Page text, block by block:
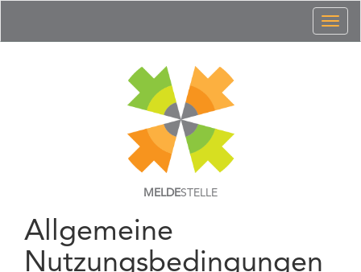
MELDESTELLE
Allgemeine
Nutzungsbedingungen